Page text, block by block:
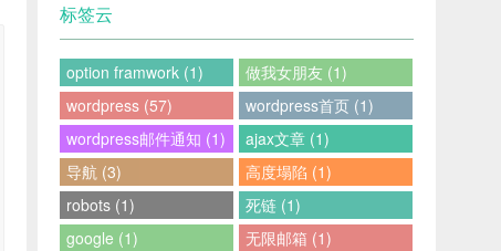
标签云
option framwork (1)
做我女朋友 (1)
wordpress (57)
wordpress首页 (1)
wordpress邮件通知 (1)
ajax文章 (1)
导航 (3)
高度塌陷 (1)
robots (1)
死链 (1)
google (1)
无限邮箱 (1)